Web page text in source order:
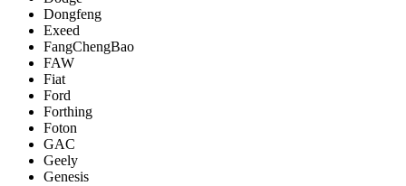
Dongfeng
Exeed
FangChengBao
FAW
Fiat
Ford
Forthing
Foton
GAC
Geely
Genesis